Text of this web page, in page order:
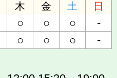
木 金 土
日
○ ○ ○ -
○ ○ ○
-